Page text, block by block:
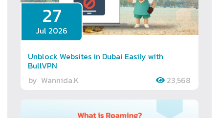
27
Jul 2026
Unblock Websites in Dubai Easily with
BullVPN
by Wannida.K 23,568